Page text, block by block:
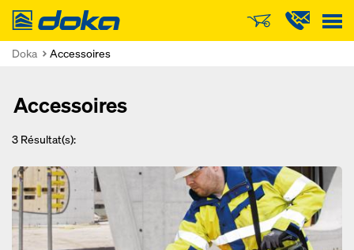
Doka
Doka Accessoires
Accessoires
3 Résultat(s):